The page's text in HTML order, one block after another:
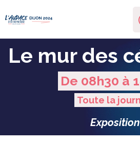
Le mur des
De 08h30 à
Toute la
Exposition